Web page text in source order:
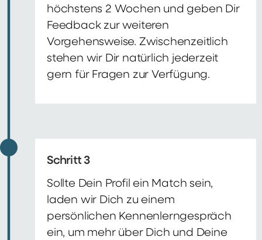
höchstens 2 Wochen und geben Dir
Feedback zur weiteren
Vorgehensweise. Zwischenzeitlich
stehen wir Dir natürlich jederzeit
gern für Fragen zur Verfügung.
Schritt 3
Sollte Dein Profil ein Match sein,
laden wir Dich zu einem
persönlichen Kennenlerngespräch
ein, um mehr über Dich und Deine